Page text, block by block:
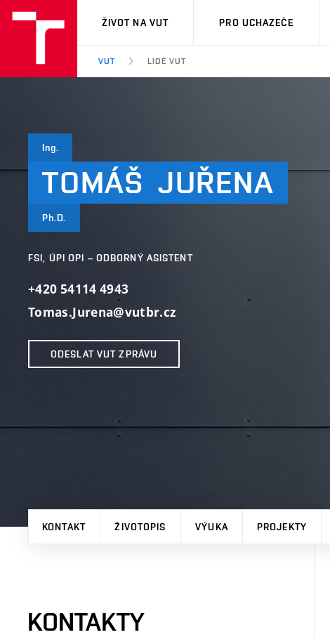
VUT
ŽIVOT NA VUT PRO UCHAZEČE
VUT LIDÉ VUT
Ing.
TOMÁŠ JUŘENA
Ph.D.
FSI, ÚPI OPI – ODBORNÝ ASISTENT
+420 54114 4943
Tomas.Jurena@vutbr.cz
ODESLAT VUT ZPRÁVU
KONTAKT ŽIVOTOPIS VÝUKA PROJEKTY
KONTAKTY